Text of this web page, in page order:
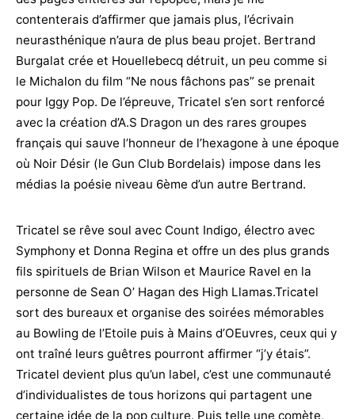
contenterais d’affirmer que jamais plus, l’écrivain
neurasthénique n’aura de plus beau projet. Bertrand
Burgalat crée et Houellebecq détruit, un peu comme si
le Michalon du film “Ne nous fâchons pas” se prenait
pour Iggy Pop. De l’épreuve, Tricatel s’en sort renforcé
avec la création d’A.S Dragon un des rares groupes
français qui sauve l’honneur de l’hexagone à une époque
où Noir Désir (le Gun Club Bordelais) impose dans les
médias la poésie niveau 6ème d’un autre Bertrand.
Tricatel se rêve soul avec Count Indigo, électro avec
Symphony et Donna Regina et offre un des plus grands
fils spirituels de Brian Wilson et Maurice Ravel en la
personne de Sean O’ Hagan des High Llamas.Tricatel
sort des bureaux et organise des soirées mémorables
au Bowling de l’Etoile puis à Mains d’OEuvres, ceux qui y
ont traîné leurs guêtres pourront affirmer “j’y étais”.
Tricatel devient plus qu’un label, c’est une communauté
d’individualistes de tous horizons qui partagent une
certaine idée de la pop culture. Puis telle une comète,